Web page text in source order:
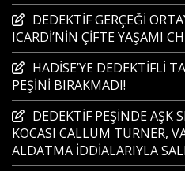
DEDEKTİF GERÇEĞİ
ICARDİ’NİN ÇİFTE YAŞAMI
HADİSE’YE DEDEKTİFLİ
PEŞİNİ BIRAKMADI!
DEDEKTİF PEŞİNDE AŞK
KOCASI CALLUM TURNER,
ALDATMA İDDİALARIYLA